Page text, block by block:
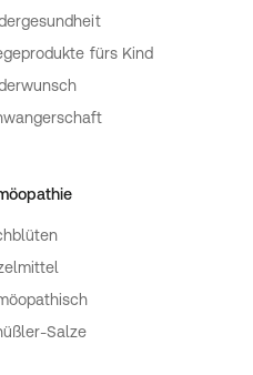
fürs Kind
Salze